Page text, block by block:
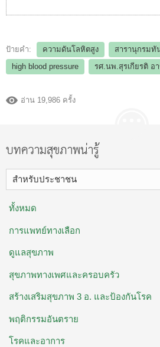
ป้ายคำ: ความดันโลหิตสูง
สารานุกรมทั
high blood pressure
รศ.นพ.สุรเกียรติ อ
อ่าน 19,986 ครั้ง
บทความสุขภาพน่ารู้
สำหรับประชาชน
ทั้งหมด
การแพทย์ทางเลือก
ดูแลสุขภาพ
สุขภาพทางเพศและครอบครัว
สร้างเสริมสุขภาพ 3 อ. ​และป้องกันโรค
พฤติกรรมอันตราย
โรคและอาการ